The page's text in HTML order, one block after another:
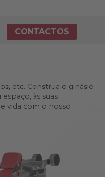
CONTACTOS
etc. Construa o ginásio
às suas
vida com o nosso